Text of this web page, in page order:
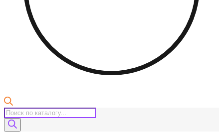
Поиск
товаров